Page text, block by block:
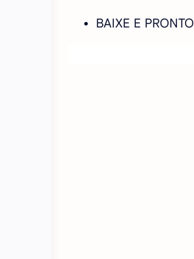
BAIXE E PRONTO